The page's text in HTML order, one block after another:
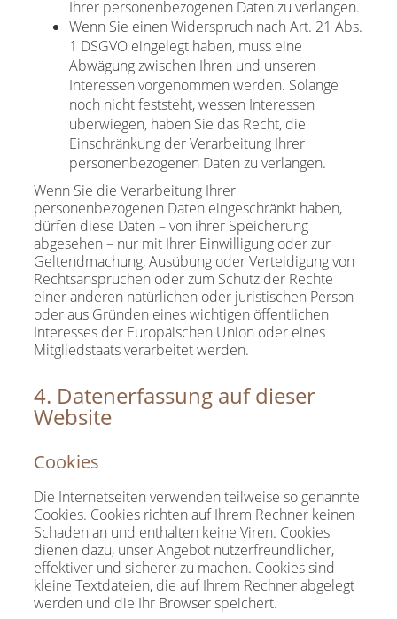
Ihrer personenbezogenen Daten zu verlangen.
Wenn Sie einen Widerspruch nach Art. 21 Abs.
1 DSGVO eingelegt haben, muss eine
Abwägung zwischen Ihren und unseren
Interessen vorgenommen werden. Solange
noch nicht feststeht, wessen Interessen
überwiegen, haben Sie das Recht, die
Einschränkung der Verarbeitung Ihrer
personenbezogenen Daten zu verlangen.
Wenn Sie die Verarbeitung Ihrer
personenbezogenen Daten eingeschränkt haben,
dürfen diese Daten – von ihrer Speicherung
abgesehen – nur mit Ihrer Einwilligung oder zur
Geltendmachung, Ausübung oder Verteidigung von
Rechtsansprüchen oder zum Schutz der Rechte
einer anderen natürlichen oder juristischen Person
oder aus Gründen eines wichtigen öffentlichen
Interesses der Europäischen Union oder eines
Mitgliedstaats verarbeitet werden.
4. Datenerfassung auf dieser
Website
Cookies
Die Internetseiten verwenden teilweise so genannte
Cookies. Cookies richten auf Ihrem Rechner keinen
Schaden an und enthalten keine Viren. Cookies
dienen dazu, unser Angebot nutzerfreundlicher,
effektiver und sicherer zu machen. Cookies sind
kleine Textdateien, die auf Ihrem Rechner abgelegt
werden und die Ihr Browser speichert.